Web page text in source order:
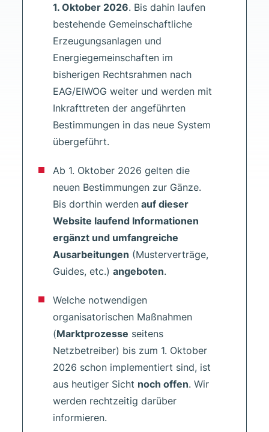
1. Oktober 2026. Bis dahin laufen
bestehende Gemeinschaftliche
Erzeugungsanlagen und
Energiegemeinschaften im
bisherigen Rechtsrahmen nach
EAG/ElWOG weiter und werden mit
Inkrafttreten der angeführten
Bestimmungen in das neue System
übergeführt.
Ab 1. Oktober 2026 gelten die
neuen Bestimmungen zur Gänze.
Bis dorthin werden auf dieser
Website laufend Informationen
ergänzt und umfangreiche
Ausarbeitungen (Musterverträge,
Guides, etc.)angeboten.
Welche notwendigen
organisatorischen Maßnahmen
(Marktprozesse seitens
Netzbetreiber) bis zum 1. Oktober
2026 schon implementiert sind, ist
aus heutiger Sicht noch offen. Wir
werden rechtzeitig darüber
informieren.